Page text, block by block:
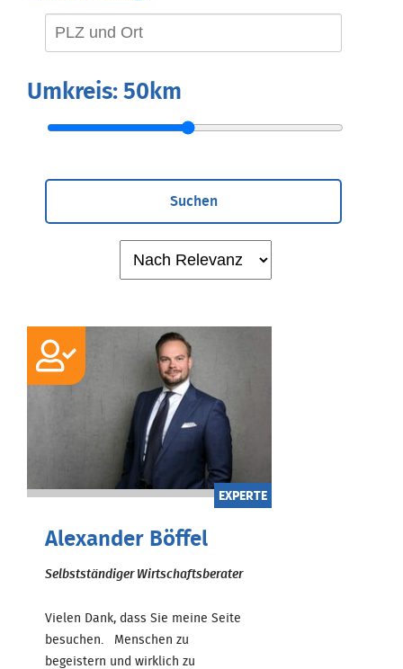
Umkreis: 50km
Suchen
EXPERTE
Alexander Böffel
Selbstständiger Wirtschaftsberater
Vielen Dank, dass Sie meine Seite
besuchen. Menschen zu
begeistern und wirklich zu